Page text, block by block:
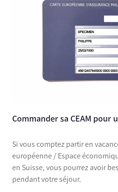
Commander sa CEAM pour
Si vous comptez partir en
européenne / Espace
en Suisse, vous pourrez avoir
pendant votre séjour.